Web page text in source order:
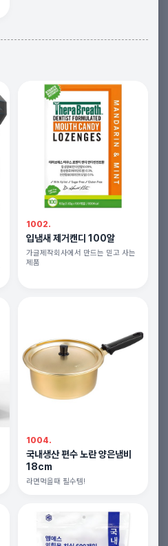
1002.
입냄새 제거캔디 100알
가글제작회사에서 만드는 믿고 사는
제품
1004.
국내생산 편수 노란 양은냄비
18cm
라면먹을때 필수템!